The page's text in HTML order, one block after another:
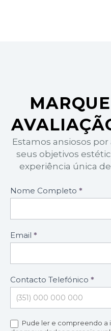
Estamos ansiosos
seus objetivos
experiência única
Formulário
de
Nome Completo *
Email *
Contacto Telefónico *
Pude ler e compreendo a